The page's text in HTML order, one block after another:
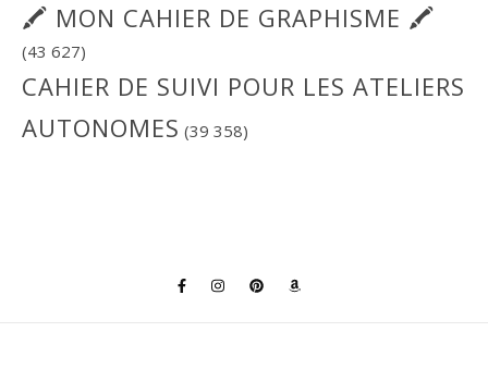
🖍 MON CAHIER DE GRAPHISME 🖍
(43 627)
CAHIER DE SUIVI POUR LES ATELIERS
AUTONOMES (39 358)